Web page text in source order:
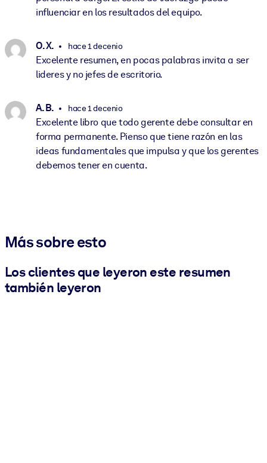
influenciar en los resultados del equipo.
O. X. hace 1 decenio
Excelente resumen, en pocas palabras invita a ser
lideres y no jefes de escritorio.
A. B. hace 1 decenio
Excelente libro que todo gerente debe consultar en
forma permanente. Pienso que tiene razón en las
ideas fundamentales que impulsa y que los gerentes
debemos tener en cuenta.
Más sobre esto
Los clientes que leyeron este resumen
también leyeron